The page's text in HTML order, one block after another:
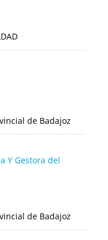
de Badajoz
Y Gestora del
de Badajoz